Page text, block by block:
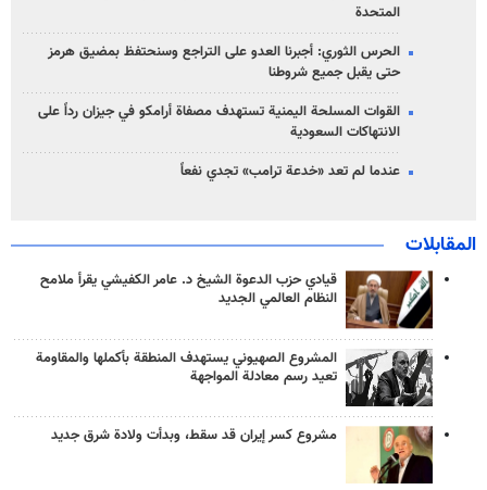
المتحدة
الحرس الثوري: أجبرنا العدو على التراجع وسنحتفظ بمضيق هرمز
حتى يقبل جميع شروطنا
القوات المسلحة اليمنية تستهدف مصفاة أرامكو في جيزان رداً على
الانتهاكات السعودية
عندما لم تعد «خدعة ترامب» تجدي نفعاً
المقابلات
قيادي حزب الدعوة الشيخ د. عامر الكفيشي يقرأ ملامح
النظام العالمي الجديد
المشروع الصهيوني يستهدف المنطقة بأكملها والمقاومة
تعيد رسم معادلة المواجهة
مشروع كسر إيران قد سقط، وبدأت ولادة شرق جديد